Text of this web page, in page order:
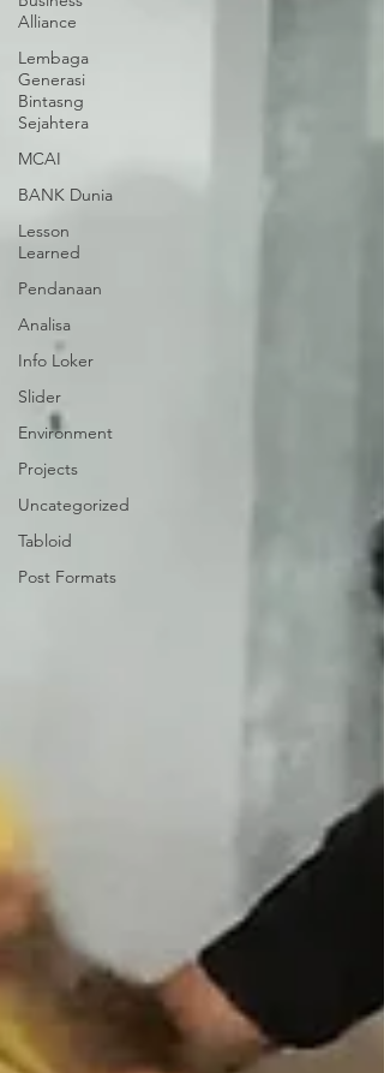
Alliance
Lembaga
Generasi
Bintasng
Sejahtera
MCAI
BANK Dunia
Lesson
Learned
Pendanaan
Analisa
Info Loker
Slider
Environment
Projects
Uncategorized
Tabloid
Post Formats